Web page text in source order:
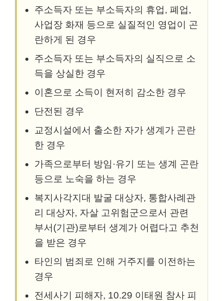
주소득자 또는 부소득자의 휴업, 폐업,
사업장 화재 등으로 실질적인 영업이 곤
란하게 된 경우
주소득자 또는 부소득자의 실직으로 소
득을 상실한 경우
이혼으로 소득이 현저히 감소한 경우
단전된 경우
교정시설에서 출소한 자가 생계가 곤란
한 경우
가족으로부터 방임·유기 또는 생계 곤란
등으로 노숙을 하는 경우
복지사각지대 발굴 대상자, 통합사례관
리 대상자, 자살 고위험군으로서 관련
부서(기관)로부터 생계가 어렵다고 추천
을 받은 경우
타인의 범죄로 인해 거주지를 이전하는
경우
전세사기 피해자, 10.29 이태원 참사 피